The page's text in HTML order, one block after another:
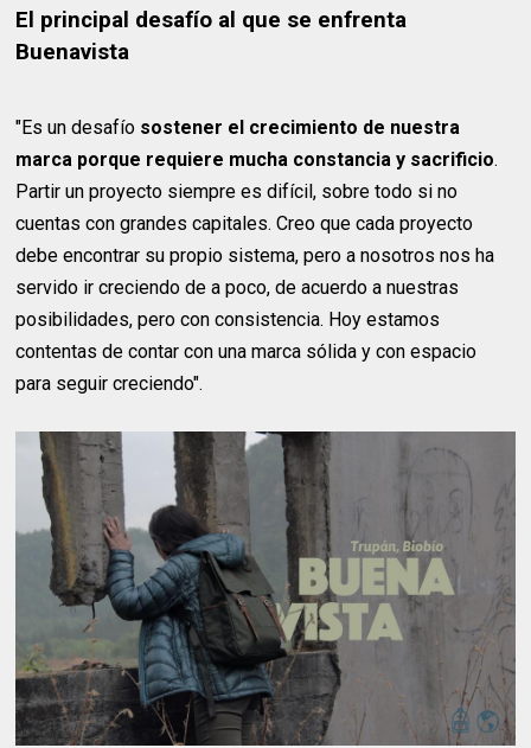
El principal desafío al que se enfrenta
Buenavista
"Es un desafío sostener el crecimiento de nuestra
marca porque requiere mucha constancia y sacrificio.
Partir un proyecto siempre es difícil, sobre todo si no
cuentas con grandes capitales. Creo que cada proyecto
debe encontrar su propio sistema, pero a nosotros nos ha
servido ir creciendo de a poco, de acuerdo a nuestras
posibilidades, pero con consistencia. Hoy estamos
contentas de contar con una marca sólida y con espacio
para seguir creciendo".